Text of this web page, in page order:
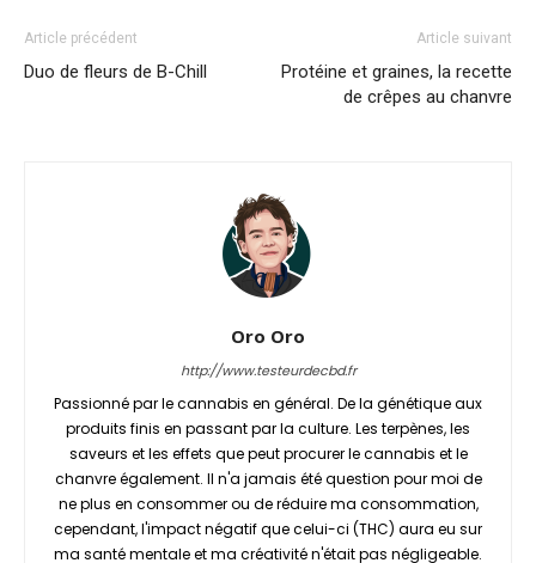
Article précédent
Duo de fleurs de B-Chill
Article suivant
Protéine et graines, la recette
de crêpes au chanvre
Oro Oro
http://www.testeurdecbd.fr
Passionné par le cannabis en général. De la génétique aux
produits finis en passant par la culture. Les terpènes, les
saveurs et les effets que peut procurer le cannabis et le
chanvre également. Il n'a jamais été question pour moi de
ne plus en consommer ou de réduire ma consommation,
cependant, l'impact négatif que celui-ci (THC) aura eu sur
ma santé mentale et ma créativité n'était pas négligeable.